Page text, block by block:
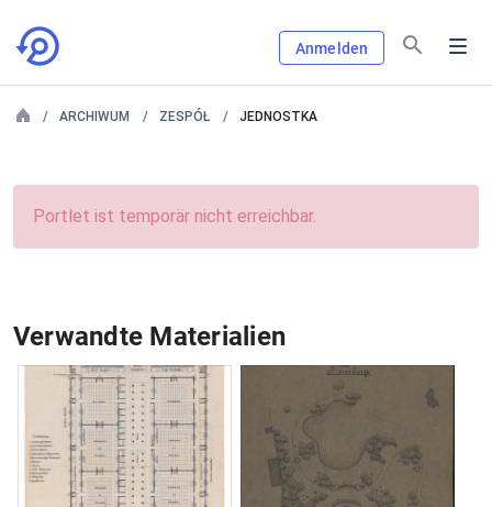
Anmelden
ARCHIWUM ZESPÓŁ JEDNOSTKA
Portlet ist temporär nicht erreichbar.
Verwandte Materialien